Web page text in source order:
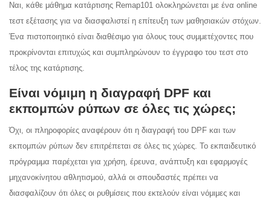
Ναι, κάθε μάθημα κατάρτισης Remap101 ολοκληρώνεται με ένα online
τεστ εξέτασης για να διασφαλιστεί η επίτευξη των μαθησιακών στόχων.
Ένα πιστοποιητικό είναι διαθέσιμο για όλους τους συμμετέχοντες που
προκρίνονται επιτυχώς και συμπληρώνουν το έγγραφο του τεστ στο
τέλος της κατάρτισης.
Είναι νόμιμη η διαγραφή DPF και
εκπομπών ρύπων σε όλες τις χώρες;
Όχι, οι πληροφορίες αναφέρουν ότι η διαγραφή του DPF και των
εκπομπών ρύπων δεν επιτρέπεται σε όλες τις χώρες. Το εκπαιδευτικό
πρόγραμμα παρέχεται για χρήση, έρευνα, ανάπτυξη και εφαρμογές
μηχανοκίνητου αθλητισμού, αλλά οι σπουδαστές πρέπει να
διασφαλίζουν ότι όλες οι ρυθμίσεις που εκτελούν είναι νόμιμες και